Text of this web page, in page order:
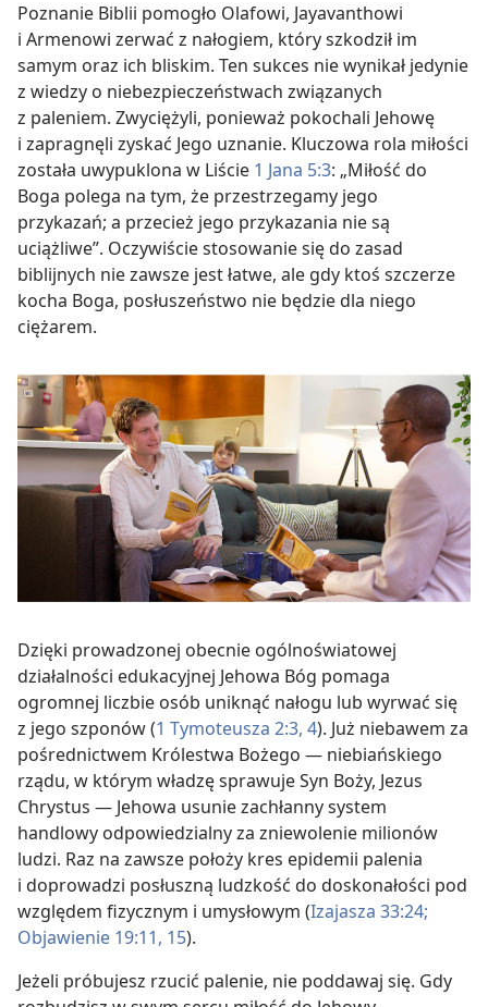
Poznanie Biblii pomogło Olafowi, Jayavanthowi
i Armenowi zerwać z nałogiem, który szkodził im
samym oraz ich bliskim. Ten sukces nie wynikał jedynie
z wiedzy o niebezpieczeństwach związanych
z paleniem. Zwyciężyli, ponieważ pokochali Jehowę
i zapragnęli zyskać Jego uznanie. Kluczowa rola miłości
została uwypuklona w Liście 1 Jana 5:3: „Miłość do
Boga polega na tym, że przestrzegamy jego
przykazań; a przecież jego przykazania nie są
uciążliwe”. Oczywiście stosowanie się do zasad
biblijnych nie zawsze jest łatwe, ale gdy ktoś szczerze
kocha Boga, posłuszeństwo nie będzie dla niego
ciężarem.
Dzięki prowadzonej obecnie ogólnoświatowej
działalności edukacyjnej Jehowa Bóg pomaga
ogromnej liczbie osób uniknąć nałogu lub wyrwać się
z jego szponów (1 Tymoteusza 2:3, 4). Już niebawem za
pośrednictwem Królestwa Bożego — niebiańskiego
rządu, w którym władzę sprawuje Syn Boży, Jezus
Chrystus — Jehowa usunie zachłanny system
handlowy odpowiedzialny za zniewolenie milionów
ludzi. Raz na zawsze położy kres epidemii palenia
i doprowadzi posłuszną ludzkość do doskonałości pod
względem fizycznym i umysłowym (Izajasza 33:24;
Objawienie 19:11, 15).
Jeżeli próbujesz rzucić palenie, nie poddawaj się. Gdy